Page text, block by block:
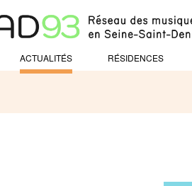
ACTUALITÉS RÉSIDENCES